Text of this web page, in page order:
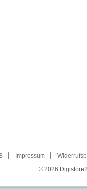
Impressum
© 2026